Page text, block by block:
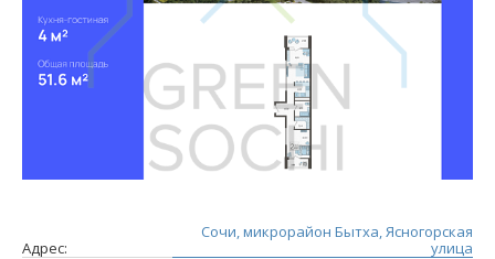
Адрес:
Сочи, микрорайон Бытха, Ясногорская
улица